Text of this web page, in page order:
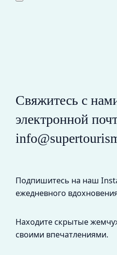
Свяжитесь с
электронной
Подпишитесь на наш
ежедневного
Находите скрытые
своими впечатлениями.